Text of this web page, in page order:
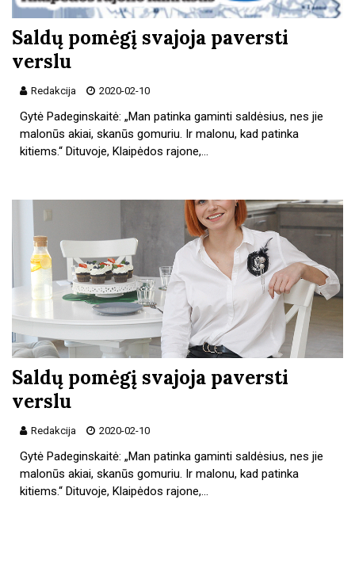
Saldų pomėgį svajoja paversti
verslu
Redakcija 2020-02-10
Gytė Padeginskaitė: „Man patinka gaminti saldėsius, nes jie
malonūs akiai, skanūs gomuriu. Ir malonu, kad patinka
kitiems.“ Dituvoje, Klaipėdos rajone,…
Saldų pomėgį svajoja paversti
verslu
Redakcija 2020-02-10
Gytė Padeginskaitė: „Man patinka gaminti saldėsius, nes jie
malonūs akiai, skanūs gomuriu. Ir malonu, kad patinka
kitiems.“ Dituvoje, Klaipėdos rajone,…